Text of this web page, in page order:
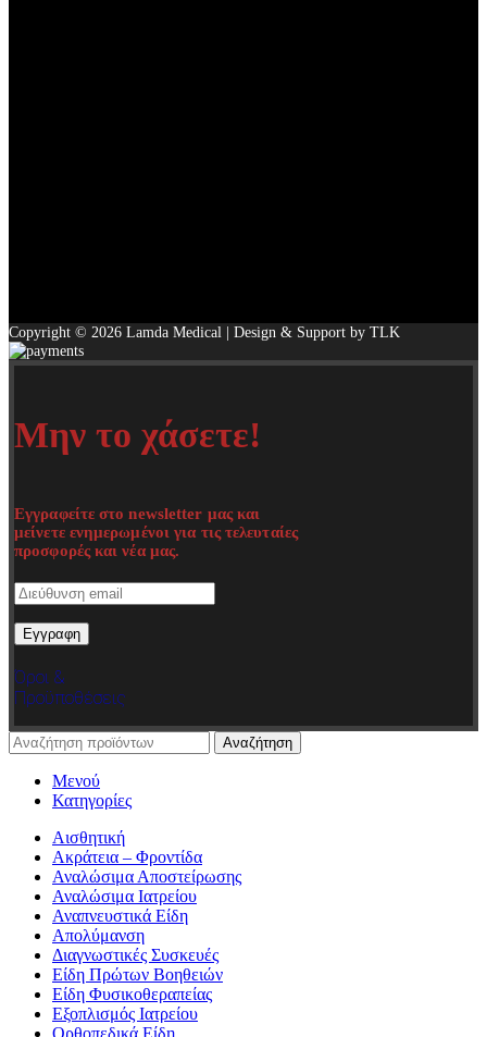
Copyright © 2026 Lamda Medical | Design & Support by TLK
Μην το χάσετε!
Εγγραφείτε στο newsletter μας και
μείνετε ενημερωμένοι για τις τελευταίες
προσφορές και νέα μας.
Όροι &
Προϋποθέσεις
Αναζήτηση
Μενού
Κατηγορίες
Αισθητική
Ακράτεια – Φροντίδα
Αναλώσιμα Αποστείρωσης
Αναλώσιμα Ιατρείου
Αναπνευστικά Είδη
Απολύμανση
Διαγνωστικές Συσκευές
Είδη Πρώτων Βοηθειών
Είδη Φυσικοθεραπείας
Εξοπλισμός Ιατρείου
Ορθοπεδικά Είδη